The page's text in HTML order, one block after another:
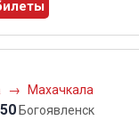
→ Махачкала
Богоявленск